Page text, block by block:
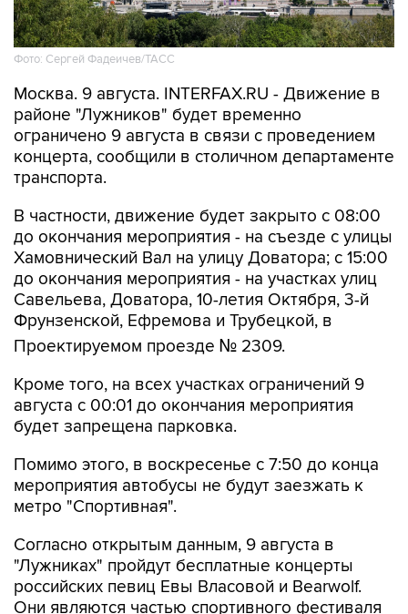
Фото: Сергей Фадеичев/ТАСС
Москва. 9 августа. INTERFAX.RU - Движение в
районе "Лужников" будет временно
ограничено 9 августа в связи с проведением
концерта, сообщили в столичном департаменте
транспорта.
В частности, движение будет закрыто с 08:00
до окончания мероприятия - на съезде с улицы
Хамовнический Вал на улицу Доватора; с 15:00
до окончания мероприятия - на участках улиц
Савельева, Доватора, 10-летия Октября, 3-й
Фрунзенской, Ефремова и Трубецкой, в
Проектируемом проезде № 2309.
Кроме того, на всех участках ограничений 9
августа с 00:01 до окончания мероприятия
будет запрещена парковка.
Помимо этого, в воскресенье с 7:50 до конца
мероприятия автобусы не будут заезжать к
метро "Спортивная".
Согласно открытым данным, 9 августа в
"Лужниках" пройдут бесплатные концерты
российских певиц Евы Власовой и Bearwolf.
Они являются частью спортивного фестиваля